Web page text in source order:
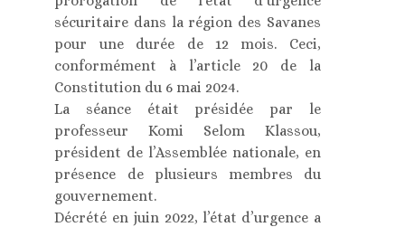
sécuritaire dans la région des Savanes
pour une durée de 12 mois. Ceci,
conformément à l’article 20 de la
Constitution du 6 mai 2024.
La séance était présidée par le
professeur Komi Selom Klassou,
président de l’Assemblée nationale, en
présence de plusieurs membres du
gouvernement.
Décrété en juin 2022, l’état d’urgence a